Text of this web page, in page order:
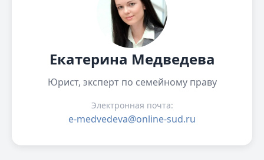
Екатерина Медведева
Юрист, эксперт по семейному праву
Электронная почта:
e-medvedeva@online-sud.ru